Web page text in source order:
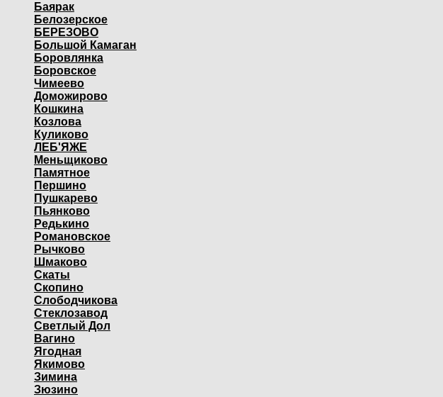
Баярак
Белозерское
БЕРЕЗОВО
Большой Камаган
Боровлянка
Боровское
Чимеево
Доможирово
Кошкина
Козлова
Куликово
ЛЕБ'ЯЖЕ
Меньщиково
Памятное
Першино
Пушкарево
Пьянково
Редькино
Романовское
Рычково
Шмаково
Скаты
Скопино
Слободчикова
Стеклозавод
Светлый Дол
Вагино
Ягодная
Якимово
Зимина
Зюзино